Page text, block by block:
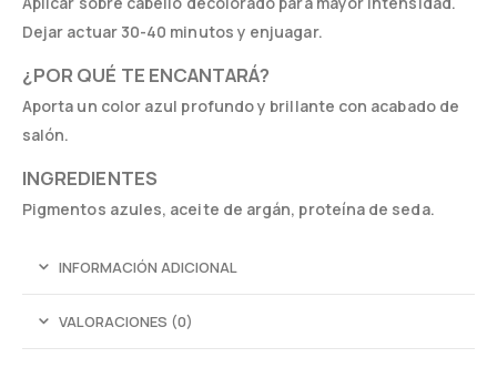
Dejar actuar 30-40 minutos y enjuagar.
¿POR QUÉ TE ENCANTARÁ?
Aporta un color azul profundo y brillante con acabado de
salón.
INGREDIENTES
Pigmentos azules, aceite de argán, proteína de seda.
INFORMACIÓN ADICIONAL
VALORACIONES (0)